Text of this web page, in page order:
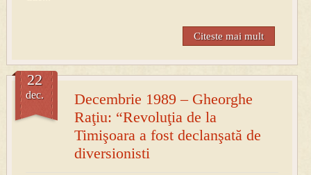
Citeste mai mult
Decembrie 1989 – Gheorghe
Raţiu: “Revoluţia de la
Timişoara a fost declanşată de
diversionisti
22
dec.